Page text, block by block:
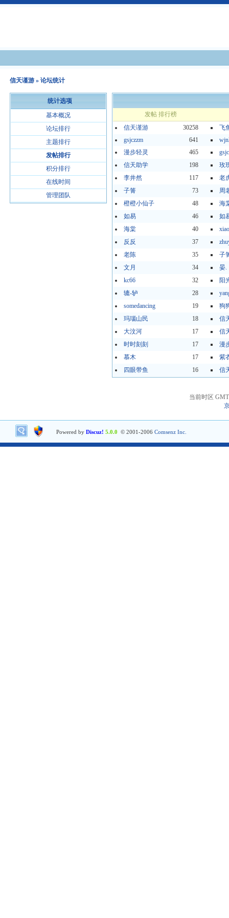
信天谨游 » 论坛统计
统计选项
基本概况
论坛排行
主题排行
发帖排行
积分排行
在线时间
管理团队
发帖 排行榜
信天谨游
30258
飞
gsjczzm
641
漫步轻灵
465
信天助学
198
玫
李井然
117
老
子箐
73
周
橙橙小仙子
48
海
如易
46
如
海棠
40
反反
37
老陈
35
子
文月
34
晏.
kc66
32
阳
辘-轳
28
somedancing
19
狗
玛瑙山民
18
信
大汶河
17
信
时时刻刻
17
漫
慕木
17
紫
四眼带鱼
16 信
当前时区
Powered by Discuz! 5.0.0 © 2001-2006 Comsenz Inc.